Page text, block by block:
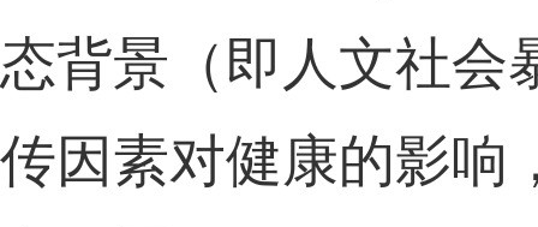
态背景（即 人文社会
传因素对健康的影响